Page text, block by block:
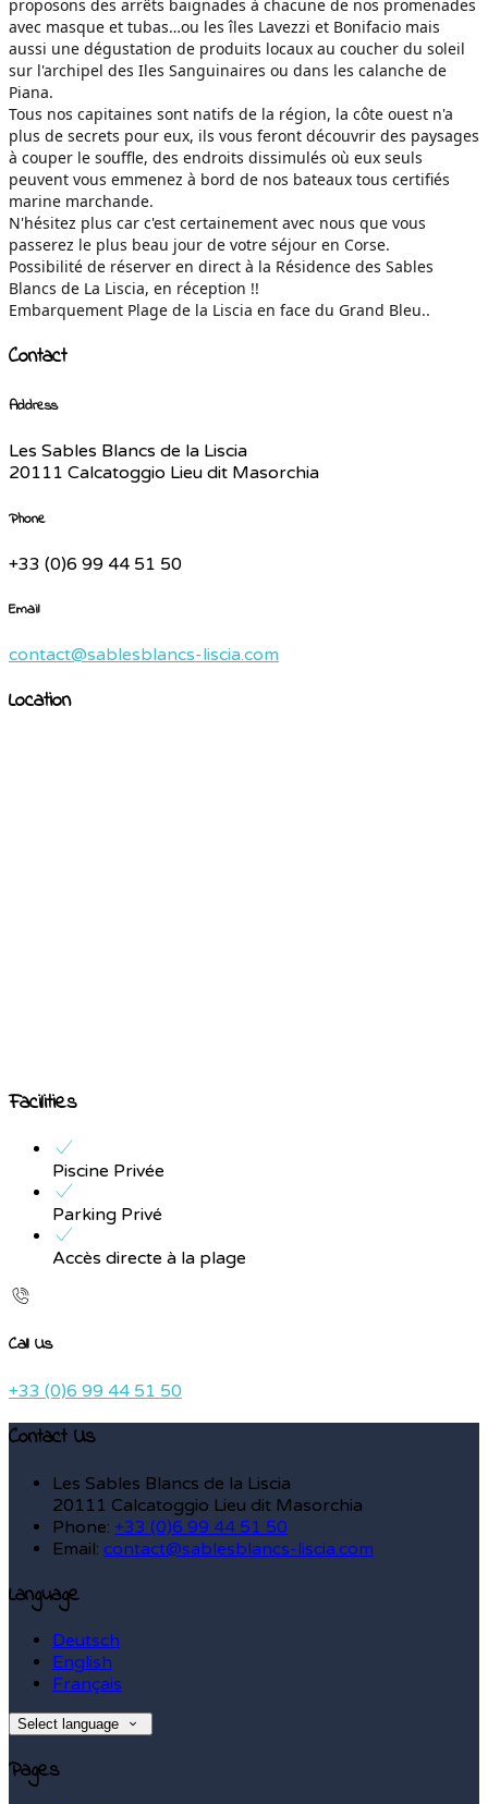
proposons des arrêts baignades à chacune de nos promenades
avec masque et tubas…ou les îles Lavezzi et Bonifacio mais
aussi une dégustation de produits locaux au coucher du soleil
sur l'archipel des Iles Sanguinaires ou dans les calanche de
Piana.
Tous nos capitaines sont natifs de la région, la côte ouest n'a
plus de secrets pour eux, ils vous feront découvrir des paysages
à couper le souffle, des endroits dissimulés où eux seuls
peuvent vous emmenez à bord de nos bateaux tous certifiés
marine marchande.
N'hésitez plus car c'est certainement avec nous que vous
passerez le plus beau jour de votre séjour en Corse.
Possibilité de réserver en direct à la Résidence des Sables
Blancs de La Liscia, en réception !!
Embarquement Plage de la Liscia en face du Grand Bleu..
Contact
Address
Les Sables Blancs de la Liscia
20111 Calcatoggio Lieu dit Masorchia
Phone
+33 (0)6 99 44 51 50
Email
contact@sablesblancs-liscia.com
Location
Facilities
Piscine Privée
Parking Privé
Accès directe à la plage
Call Us
+33 (0)6 99 44 51 50
Contact Us
Les Sables Blancs de la Liscia
20111 Calcatoggio Lieu dit Masorchia
Phone: +33 (0)6 99 44 51 50
Email: contact@sablesblancs-liscia.com
Language
Deutsch
English
Français
Select language
Pages